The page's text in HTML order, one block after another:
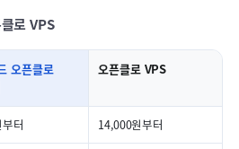
로 VPS
오픈클로 오픈클로 VPS
터 14,000원부터